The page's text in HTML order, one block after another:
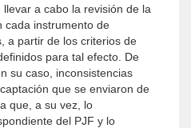
llevar a cabo la revisión de la
cada instrumento de
a partir de los criterios de
para tal efecto. De
su caso, inconsistencias
que se enviaron de
que, a su vez, lo
del PJF y lo